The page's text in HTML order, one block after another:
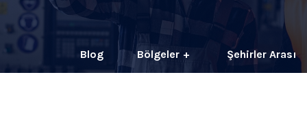
Blog Bölgeler Şehirler Arası